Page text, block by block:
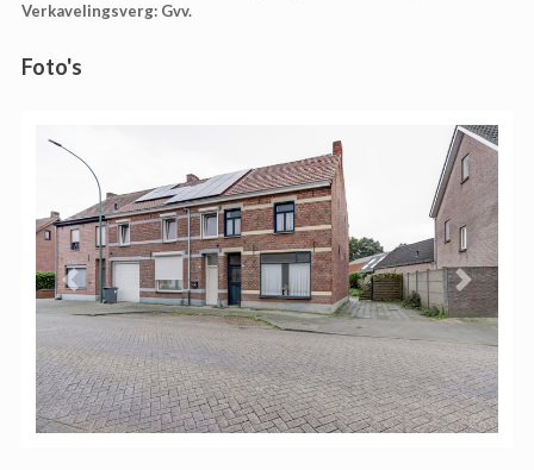
Verkavelingsverg: Gvv.
Foto's
Previous Next